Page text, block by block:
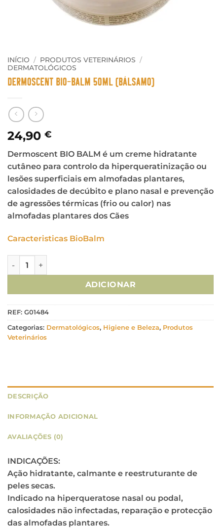
INÍCIO / PRODUTOS VETERINÁRIOS /
DERMATOLÓGICOS
Dermoscent Bio-Balm 50ml (Bálsamo)
24,90 €
Dermoscent BIO BALM é um creme hidratante
cutâneo para controlo da hiperqueratinização ou
lesões superficiais em almofadas plantares,
calosidades de decúbito e plano nasal e prevenção
de agressões térmicas (frio ou calor) nas
almofadas plantares dos Cães
Caracteristicas BioBalm
Quantidade de Dermoscent Bio-Balm 50ml (Bálsamo)
ADICIONAR
REF: G01484
Categorias: Dermatológicos, Higiene e Beleza, Produtos
Veterinários
DESCRIÇÃO
INFORMAÇÃO ADICIONAL
AVALIAÇÕES (0)
INDICAÇÕES:
Ação hidratante, calmante e reestruturante de
peles secas.
Indicado na hiperqueratose nasal ou podal,
calosidades não infectadas, reparação e protecção
das almofadas plantares.